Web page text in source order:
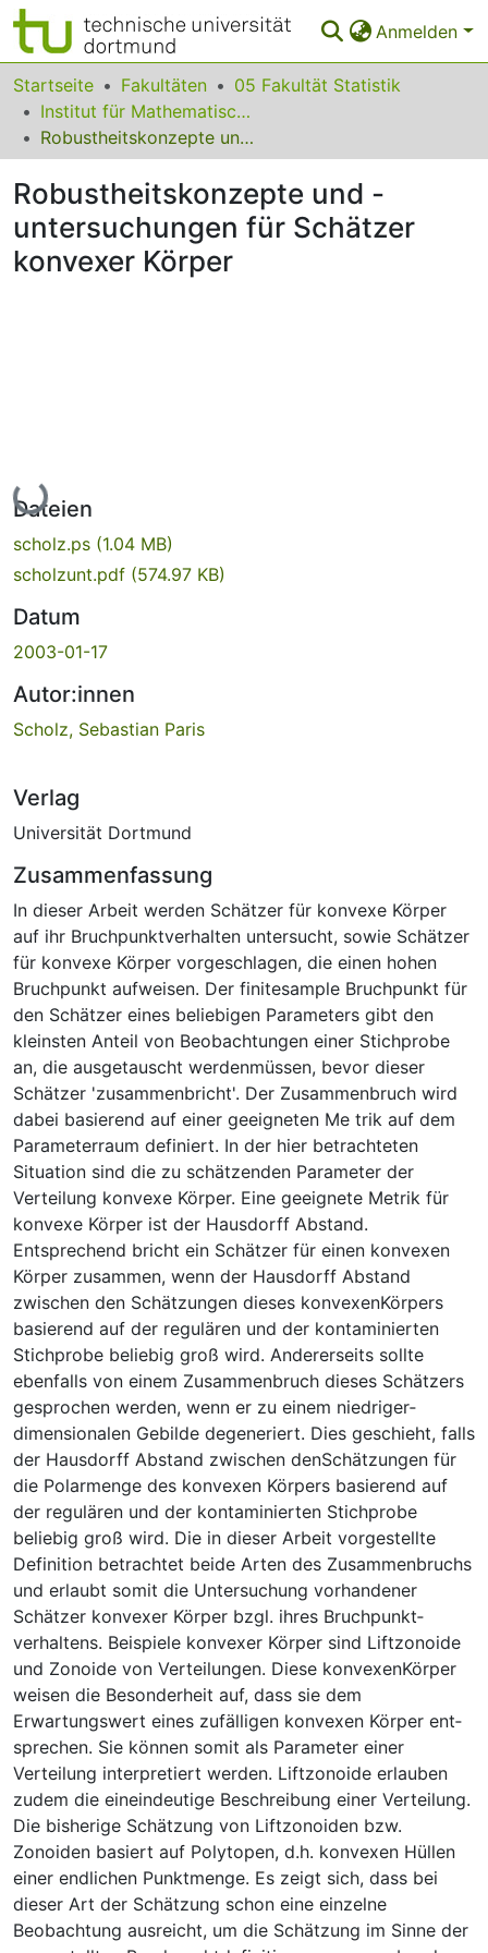
Anmelden
Bereiche & Sammlungen
Das gesamte Repositorium
Leitlinien
Startseite Fakultäten
05 Fakultät Statistik
Institut für Mathematische Statistik und industrielle Anwendungen
Robustheitskonzepte und -untersuchungen für Schätzer konvexer Körper
Robustheitskonzepte und -
untersuchungen für Schätzer
konvexer Körper
Lade...
Dateien
scholz.ps (1.04 MB)
scholzunt.pdf (574.97 KB)
Datum
2003-01-17
Autor:innen
Scholz, Sebastian Paris
Verlag
Universität Dortmund
Zusammenfassung
In dieser Arbeit werden Schätzer für konvexe Körper
auf ihr Bruchpunktverhalten untersucht, sowie Schätzer
für konvexe Körper vorgeschlagen, die einen hohen
Bruchpunkt aufweisen. Der finite­sample Bruchpunkt für
den Schätzer eines beliebigen Parameters gibt den
kleinsten Anteil von Beobachtungen einer Stichprobe
an, die ausgetauscht werdenmüssen, bevor dieser
Schätzer 'zusammenbricht'. Der Zusammenbruch wird
dabei basierend auf einer geeigneten Me­ trik auf dem
Parameterraum definiert. In der hier betrachteten
Situation sind die zu schätzenden Parameter der
Verteilung konvexe Körper. Eine geeignete Metrik für
konvexe Körper ist der Hausdorff Abstand.
Entsprechend bricht ein Schätzer für einen konvexen
Körper zusammen, wenn der Hausdorff Abstand
zwischen den Schätzungen dieses konvexenKörpers
basierend auf der regulären und der kontaminierten
Stichprobe beliebig groß wird. Andererseits sollte
ebenfalls von einem Zusammenbruch dieses Schätzers
gesprochen werden, wenn er zu einem niedriger­
dimensionalen Gebilde degeneriert. Dies geschieht, falls
der Hausdorff Abstand zwischen denSchätzungen für
die Polarmenge des konvexen Körpers basierend auf
der regulären und der kontaminierten Stichprobe
beliebig groß wird. Die in dieser Arbeit vorgestellte
Definition betrachtet beide Arten des Zusammenbruchs
und erlaubt somit die Untersuchung vorhandener
Schätzer konvexer Körper bzgl. ihres Bruchpunkt­
verhaltens. Beispiele konvexer Körper sind Liftzonoide
und Zonoide von Verteilungen. Diese konvexenKörper
weisen die Besonderheit auf, dass sie dem
Erwartungswert eines zufälligen konvexen Körper ent­
sprechen. Sie können somit als Parameter einer
Verteilung interpretiert werden. Liftzonoide erlauben
zudem die eineindeutige Beschreibung einer Verteilung.
Die bisherige Schätzung von Liftzonoiden bzw.
Zonoiden basiert auf Polytopen, d.h. konvexen Hüllen
einer endlichen Punktmenge. Es zeigt sich, dass bei
dieser Art der Schätzung schon eine einzelne
Beobachtung ausreicht, um die Schätzung im Sinne der